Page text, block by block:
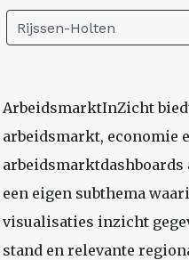
Rijssen-Holten
ArbeidsmarktInZicht
arbeidsmarkt, economie
arbeidsmarktdashboards
een eigen subthema
visualisaties inzicht
stand en relevante